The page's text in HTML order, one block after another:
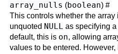
array_nulls (boolean) #
This controls whether the
unquoted NULL as specifying
default, this is on, allowing
values to be entered. However,